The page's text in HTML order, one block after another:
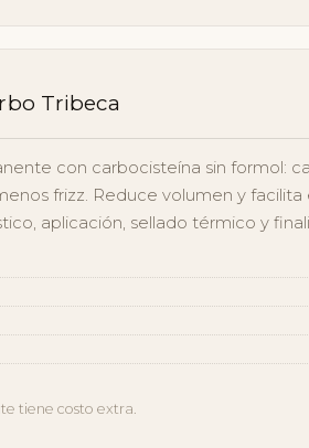
Tribeca
con carbocisteína sin formol:
frizz. Reduce volumen y facilita
aplicación, sellado térmico y
tiene costo extra.